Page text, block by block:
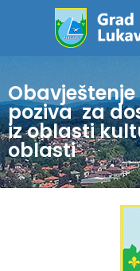
poziva za
iz oblasti
oblasti